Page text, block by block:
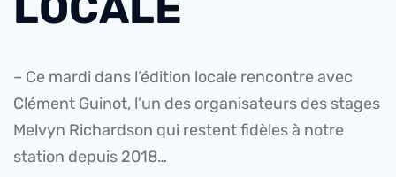
– Ce mardi dans l’édition locale rencontre avec
Clément Guinot, l’un des organisateurs des stages
Melvyn Richardson qui restent fidèles à notre
station depuis 2018…